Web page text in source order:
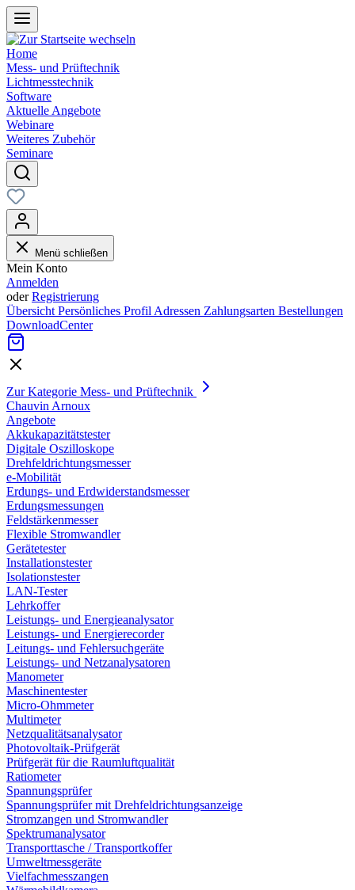
Home
Mess- und Prüftechnik
Lichtmesstechnik
Software
Aktuelle Angebote
Webinare
Weiteres Zubehör
Seminare
Menü schließen
Mein Konto
Anmelden
oderRegistrierung
Übersicht Persönliches Profil Adressen Zahlungsarten Bestellungen
DownloadCenter
Zur Kategorie Mess- und Prüftechnik
Chauvin Arnoux
Angebote
Akkukapazitätstester
Digitale Oszilloskope
Drehfeldrichtungsmesser
e-Mobilität
Erdungs- und Erdwiderstandsmesser
Erdungsmessungen
Feldstärkenmesser
Flexible Stromwandler
Gerätetester
Installationstester
Isolationstester
LAN-Tester
Lehrkoffer
Leistungs- und Energieanalysator
Leistungs- und Energierecorder
Leitungs- und Fehlersuchgeräte
Leistungs- und Netzanalysatoren
Manometer
Maschinentester
Micro-Ohmmeter
Multimeter
Netzqualitätsanalysator
Photovoltaik-Prüfgerät
Prüfgerät für die Raumluftqualität
Ratiometer
Spannungsprüfer
Spannungsprüfer mit Drehfeldrichtungsanzeige
Stromzangen und Stromwandler
Spektrumanalysator
Transporttasche / Transportkoffer
Umweltmessgeräte
Vielfachmesszangen